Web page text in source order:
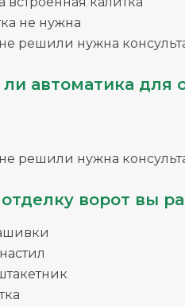
не нужна
решили нужна
автоматика для
решили нужна
ворот вы